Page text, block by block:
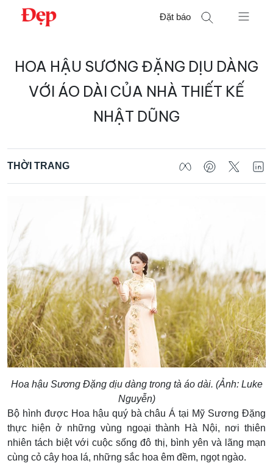
Chuyển
Đặt báo
kiếm
HOA HẬU SƯƠNG ĐẶNG DỊU DÀNG
VỚI ÁO DÀI CỦA NHÀ THIẾT KẾ
NHẬT DŨNG
THỜI TRANG
Hoa hậu Sương Đặng dịu dàng trong tà áo dài. (Ảnh: Luke
Nguyễn)
Bộ hình được Hoa hậu quý bà châu Á tại Mỹ Sương Đặng
thực hiện ở những vùng ngoại thành Hà Nội, nơi thiên
nhiên tách biệt với cuộc sống đô thị, bình yên và lãng mạn
cùng cỏ cây hoa lá, những sắc hoa êm đềm, ngọt ngào.